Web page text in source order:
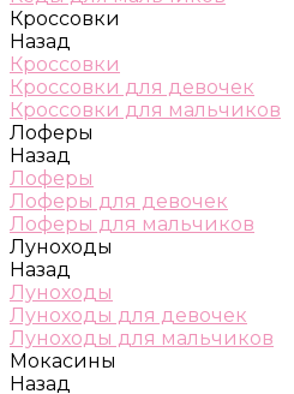
Кроссовки
Назад
Кроссовки
Кроссовки для девочек
Кроссовки для мальчиков
Лоферы
Назад
Лоферы
Лоферы для девочек
Лоферы для мальчиков
Луноходы
Назад
Луноходы
Луноходы для девочек
Луноходы для мальчиков
Мокасины
Назад